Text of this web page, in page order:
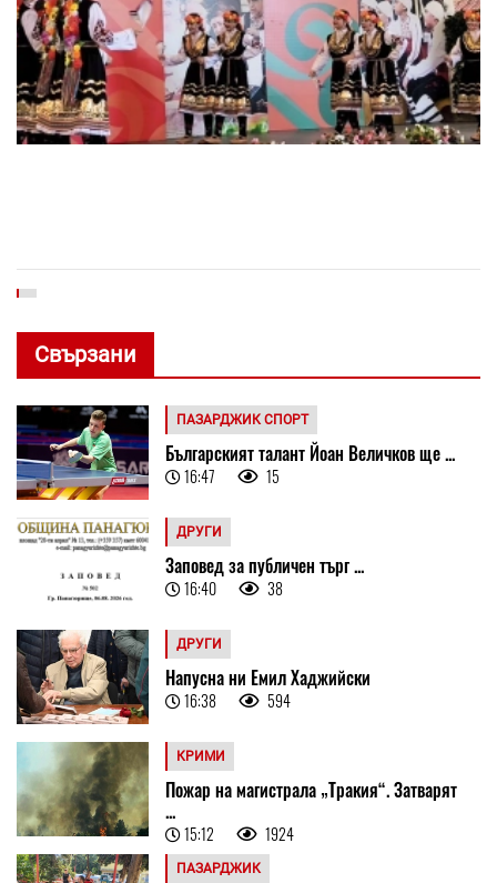
Свързани
ПАЗАРДЖИК СПОРТ
Българският талант Йоан Величков ще ...
16:47 15
ДРУГИ
Заповед за публичен търг ...
16:40 38
ДРУГИ
Напусна ни Емил Хаджийски
16:38 594
КРИМИ
Пожар на магистрала „Тракия“. Затварят
...
15:12 1924
ПАЗАРДЖИК